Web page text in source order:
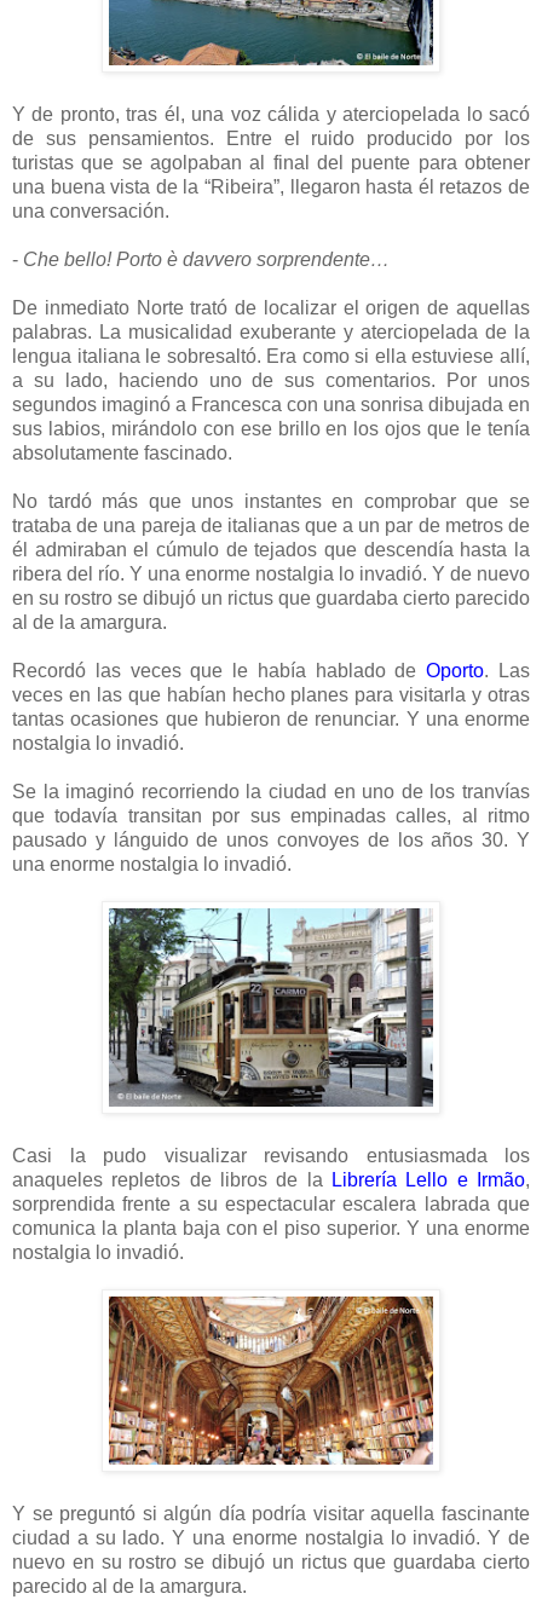
Y de pronto, tras él, una voz cálida y aterciopelada lo sacó
de sus pensamientos. Entre el ruido producido por los
turistas que se agolpaban al final del puente para obtener
una buena vista de la “Ribeira”, llegaron hasta él retazos de
una conversación.
- Che bello! Porto è davvero sorprendente…
De inmediato Norte trató de localizar el origen de aquellas
palabras. La musicalidad exuberante y aterciopelada de la
lengua italiana le sobresaltó. Era como si ella estuviese allí,
a su lado, haciendo uno de sus comentarios. Por unos
segundos imaginó a Francesca con una sonrisa dibujada en
sus labios, mirándolo con ese brillo en los ojos que le tenía
absolutamente fascinado.
No tardó más que unos instantes en comprobar que se
trataba de una pareja de italianas que a un par de metros de
él admiraban el cúmulo de tejados que descendía hasta la
ribera del río. Y una enorme nostalgia lo invadió. Y de nuevo
en su rostro se dibujó un rictus que guardaba cierto parecido
al de la amargura.
Recordó las veces que le había hablado deOporto. Las
veces en las que habían hecho planes para visitarla y otras
tantas ocasiones que hubieron de renunciar. Y una enorme
nostalgia lo invadió.
Se la imaginó recorriendo la ciudad en uno de los tranvías
que todavía transitan por sus empinadas calles, al ritmo
pausado y lánguido de unos convoyes de los años 30. Y
una enorme nostalgia lo invadió.
Casi la pudo visualizar revisando entusiasmada los
anaqueles repletos de libros de la
Librería Lello e Irmão,
sorprendida frente a su espectacular escalera labrada que
comunica la planta baja con el piso superior. Y una enorme
nostalgia lo invadió.
Y se preguntó si algún día podría visitar aquella fascinante
ciudad a su lado. Y una enorme nostalgia lo invadió. Y de
nuevo en su rostro se dibujó un rictus que guardaba cierto
parecido al de la amargura.